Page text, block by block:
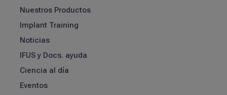
Nuestros Productos
Implant Training
Noticias
IFUS y Docs. ayuda
Ciencia al día
Eventos